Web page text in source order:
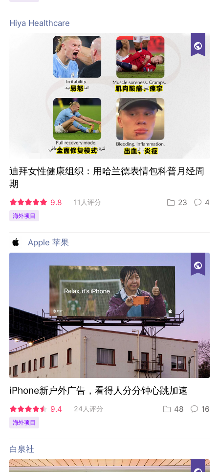
Hiya Healthcare
迪拜女性健康组织：用哈兰德表情包科普月经周
期
9.8 11人评分 23 4
海外项目
Apple 苹果
iPhone新户外广告，看得人分分钟心跳加速
9.4 24人评分 48 16
海外项目
白泉社